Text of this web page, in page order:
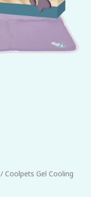
/ Coolpets Gel Cooling